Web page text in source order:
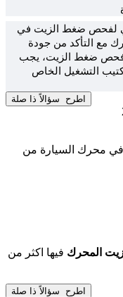
لفحص ضغط الزيت في
مع التأكد من جودة
فحص ضغط الزيت، يجب
التشغيل الخاص
محرك السيارة من
المحرك فيها اكثر من